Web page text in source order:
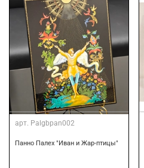
арт. Palgbpan002
Панно Палех "Иван и Жар-птицы"